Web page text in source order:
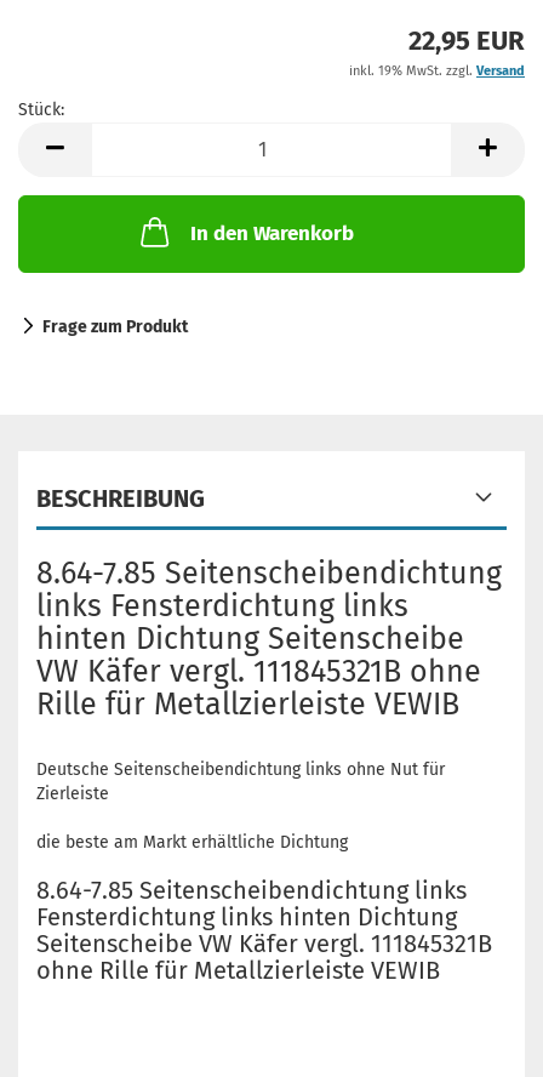
22,95 EUR
inkl. 19% MwSt. zzgl. Versand
Stück:
In den Warenkorb
Frage zum Produkt
BESCHREIBUNG
8.64-7.85 Seitenscheibendichtung
links Fensterdichtung links
hinten Dichtung Seitenscheibe
VW Käfer vergl. 111845321B ohne
Rille für Metallzierleiste VEWIB
Deutsche Seitenscheibendichtung links ohne Nut für
Zierleiste
die beste am Markt erhältliche Dichtung
8.64-7.85 Seitenscheibendichtung links
Fensterdichtung links hinten Dichtung
Seitenscheibe VW Käfer vergl. 111845321B
ohne Rille für Metallzierleiste VEWIB